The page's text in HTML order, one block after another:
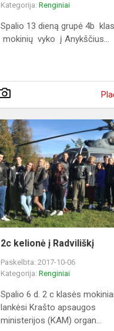
Kategorija:Renginiai
Spalio 13 dieną grupė 4b
mokinių vyko į Anykščius...
2c kelionė į Radviliškį
Paskelbta: 2017-10-06
Kategorija:Renginiai
Spalio 6 d. 2 c klasės mokiniai
lankėsi Krašto apsaugos
ministerijos (KAM) organ...